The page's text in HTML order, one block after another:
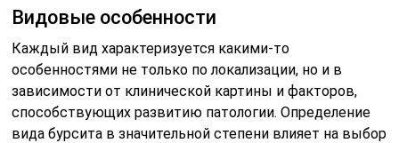
Видовые особенности
Каждый вид характеризуется какими-то
особенностями не только по локализации, но и в
зависимости от клинической картины и факторов,
способствующих развитию патологии. Определение
вида бурсита в значительной степени влияет на выбор